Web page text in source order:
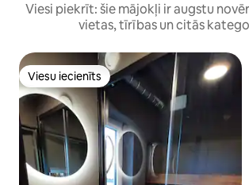
Viesi piekrīt: šie mājokļi ir augstu
vietas, tīrības un citās
Viesu iecienīts
Viesu iecienīts